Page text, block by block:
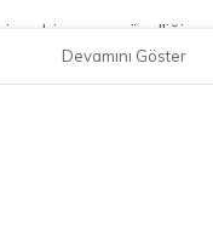
ince bir soyma
hızlı, kolay ve
Devamını Göster